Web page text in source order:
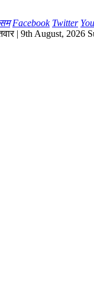
Facebook Twitter
| 9th August, 2026